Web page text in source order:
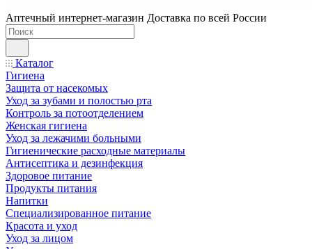
Аптечный интернет-магазин Доставка по всей России
Каталог
Гигиена
Защита от насекомых
Уход за зубами и полостью рта
Контроль за потоотделением
Женская гигиена
Уход за лежачими больными
Гигиенические расходные материалы
Антисептика и дезинфекция
Здоровое питание
Продукты питания
Напитки
Специализированное питание
Красота и уход
Уход за лицом